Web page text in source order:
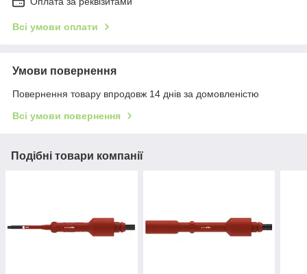
Всі умови оплати
Умови повернення
Повернення товару впродовж 14 днів за домовленістю
Всі умови повернення
Подібні товари компанії